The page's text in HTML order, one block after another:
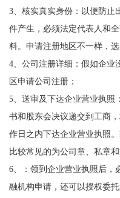
3、核实真实身份：以便防止
件产生，必须法定代表人和
料。申请注册地区不一样，
4、公司注册详细：假如企业
区申请公司注册；
5、送审及下达企业营业执照
书和股东会决议递交到工商
作日之内下达企业营业执照
比较常见的为公司章、私章和
6、：领到企业营业执照后，
融机构申请，还可以授权委